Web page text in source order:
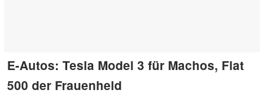
E-Autos: Tesla Model 3 für Machos, Fiat
500 der Frauenheld